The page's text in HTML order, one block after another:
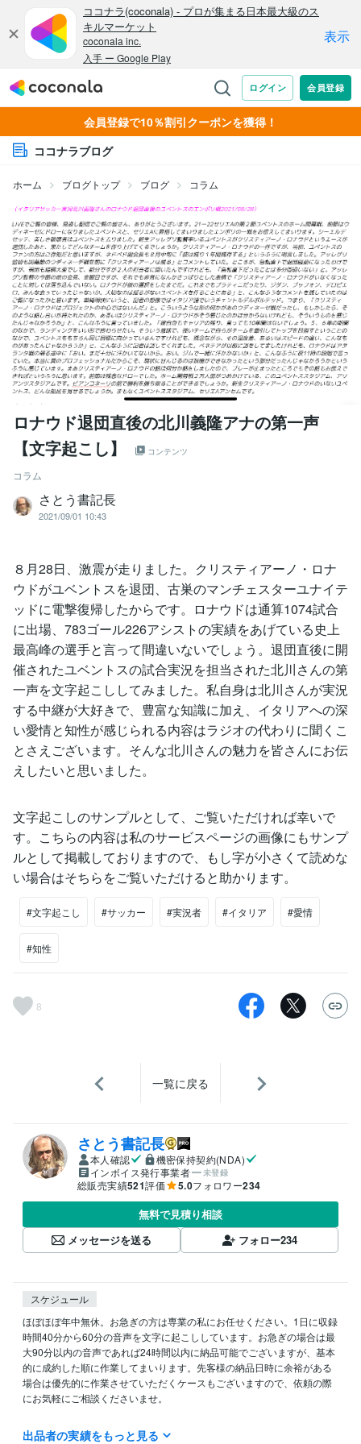
会員登録で10％割引クーポンを獲得！
ココナラブログ
ホーム ブログトップ ブログ コラム
ロナウド退団直後の北川義隆アナの第一声
【文字起こし】
コンテンツ
コラム
さとう書記長
2021/09/01 10:43
８月28日、激震が走りました。クリスティアーノ・ロナ
ウドがユベントスを退団、古巣のマンチェスターユナイテ
ッドに電撃復帰したからです。ロナウドは通算1074試合
に出場、783ゴール226アシストの実績をあげている史上
最高峰の選手と言って間違いないでしょう。退団直後に開
催されたユベントスの試合実況を担当された北川さんの第
一声を文字起こししてみました。私自身は北川さんが実況
する中継が大好きで、豊富な知識に加え、イタリアへの深
い愛情と知性が感じられる内容はラジオの代わりに聞くこ
とさえございます。そんな北川さんの魅力を皆さんにお伝
えしたいと思いました。
文字起こしのサンプルとして、ご覧いただければ幸いで
す。こちらの内容は私のサービスページの画像にもサンプ
ルとして掲載しておりますので、もし字が小さくて読めな
い場合はそちらをご覧いただけると助かります。
#文字起こし #サッカー #実況者 #イタリア #愛情
#知性
8
一覧に戻る
さとう書記長
本人確認
機密保持契約(NDA)
インボイス発行事業者
未登録
総販売実績521評価 5.0フォロワー234
無料で見積り相談
メッセージを送る
フォロー234
スケジュール
ほぼほぼ年中無休。お急ぎの方は専業の私にお任せください。1日に収録
時間40分から60分の音声を文字に起こししています。お急ぎの場合は最
大90分以内の音声であれば24時間以内に納品可能でございますが、基本
的に成約した順に作業してまいります。先客様の納品日時に余裕がある
場合は優先的に作業させていただくケースもございますので、依頼の際
にお気軽にご相談くださいませ。
※2022年７月から海外リゾートワークを始めました。ご覧の皆様との時
出品者の実績をもっと見る